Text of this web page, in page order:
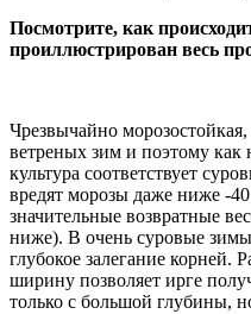
Посмотрите, как
проиллюстрирован весь
Чрезвычайно
ветреных зим и поэтому как
культура соответствует
вредят морозы даже ниже -
значительные возвратные
ниже). В очень суровые
глубокое залегание корней.
ширину позволяет ирге
только с большой глубины,